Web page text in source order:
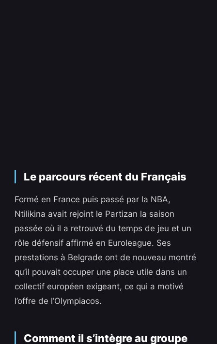
Le parcours récent du Français
Formé en France puis passé par la NBA,
Ntilikina avait rejoint le Partizan la saison
passée où il a retrouvé du temps de jeu et un
rôle défensif affirmé en Euroleague. Ses
prestations à Belgrade ont de nouveau montré
qu’il pouvait occuper une place utile dans un
collectif européen exigeant, ce qui a motivé
l’offre de l’Olympiacos.
Comment il s’intègre au groupe